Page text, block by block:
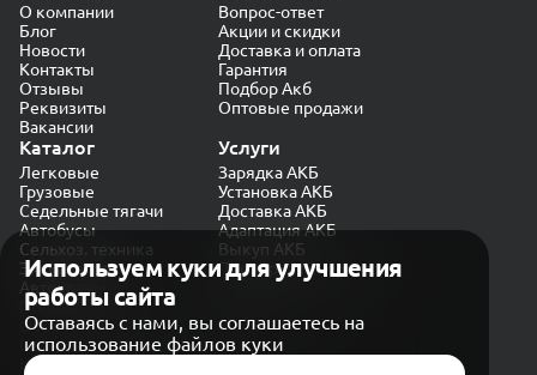
Используем куки для улучшения
работы сайта
Оставаясь с нами, вы соглашаетесь на
использование файлов куки
О компании
Блог
Новости
Контакты
Отзывы
Реквизиты
Вакансии
Вопрос-ответ
Акции и скидки
Доставка и оплата
Гарантия
Подбор Акб
Оптовые продажи
Каталог
Легковые
Грузовые
Седельные тягачи
Автобусы
Сельхоз. техника
Экскаваторы
Автокраны
Услуги
Зарядка АКБ
Установка АКБ
Доставка АКБ
Адаптация АКБ
Выкуп АКБ
Проверка генератора
Политика конфиденциальности
Обработка персональных данных
Согласие на обработку в «Яндекс.Метрика»
Карта сайта